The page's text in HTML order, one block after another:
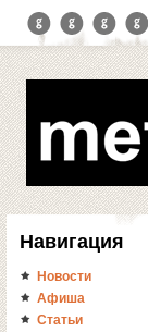
Навигация
Новости
Афиша
Статьи